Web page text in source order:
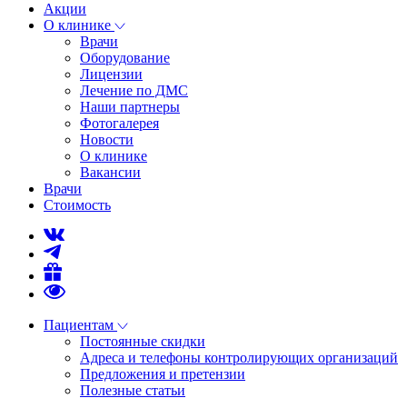
Акции
О клинике
Врачи
Оборудование
Лицензии
Лечение по ДМС
Наши партнеры
Фотогалерея
Новости
О клинике
Вакансии
Врачи
Стоимость
Пациентам
Постоянные скидки
Адреса и телефоны контролирующих организаций
Предложения и претензии
Полезные статьи